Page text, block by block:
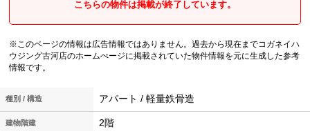
こちらの物件は掲載が終了しています。
※このページの情報は広告情報ではありません。過去から現在までコガネイハ
ウジング古河店のホームぺージに掲載されていた物件情報を元に生成した参考
情報です。
種別 / 構造 アパート / 軽量鉄骨造
建物階建 2階